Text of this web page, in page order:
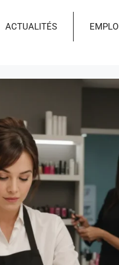
ACTUALITÉS